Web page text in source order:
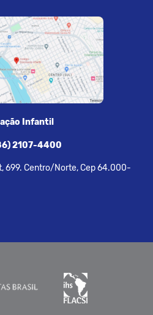
Infantil
2107-4400
699. Centro/Norte, Cep 64.000-